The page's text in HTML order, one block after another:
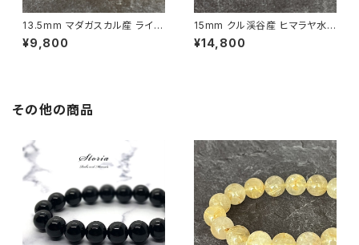
13.5mm マダガスカル産 ライモ
ナイトインクォーツ ブレスレット
【画像現物】
¥9,800
15mm クル渓谷産 ヒマラヤ水
晶 ブレスレット 微細な虹・ライ
モナイト入り【画像現物】
¥14,800
その他の商品